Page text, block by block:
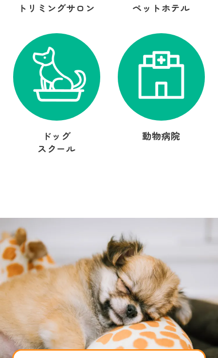
トリミングサロン ペットホテル
ドッグ
スクール
動物病院